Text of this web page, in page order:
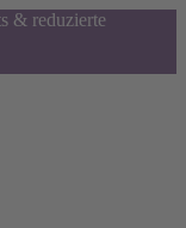
& reduzierte